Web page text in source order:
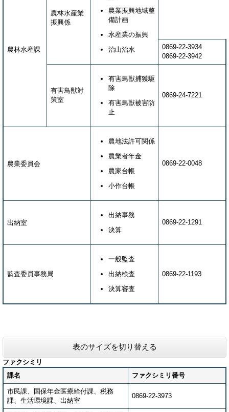
農林水産課
農林水産業
振興係
農業振興地域整
備計画
水産業の振興
治山治水
0869-22-3934
0869-22-3942
有害鳥獣対
策室
有害鳥獣捕獲駆
除
有害鳥獣被害防
止
0869-24-7221
農業委員会
農地法許可関係
農業者年金
農家台帳
小作台帳
0869-22-0048
出納室
出納事務
決算
0869-22-1291
監査委員事務局
一般監査
出納検査
決算審査
0869-22-1193
表のサイズを切り替える
ファクシミリ
課名
ファクシミリ番号
市民課、国保年金医療給付課、税務
課、生活環境課、出納室
0869-22-3973